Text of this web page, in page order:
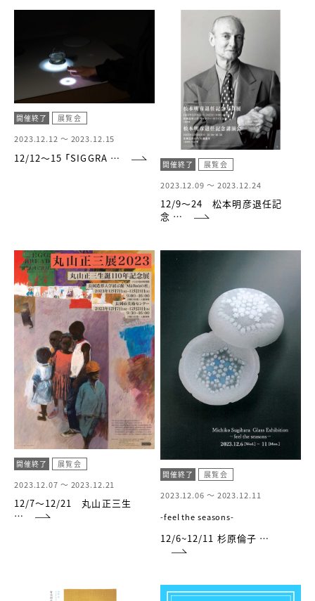
開催終了 展覧会
2023.12.12 ～ 2023.12.15
12/12～15 「SIGGRA …
開催終了 展覧会
2023.12.09 ～ 2023.12.24
12/9～24 松本明彦退任記
念 …
開催終了 展覧会
2023.12.07 ～ 2023.12.21
12/7～12/21 丸山正三生
…
開催終了 展覧会
2023.12.06 ～ 2023.12.11
-feel the seasons-
12/6~12/11 杉原倫子 …